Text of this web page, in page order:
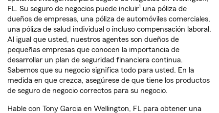
FL. Su seguro de negocios puede incluir1 una póliza de
dueños de empresas, una póliza de automóviles comerciales,
una póliza de salud individual o incluso compensación laboral.
Al igual que usted, nuestros agentes son dueños de
pequeñas empresas que conocen la importancia de
desarrollar un plan de seguridad financiera continua.
Sabemos que su negocio significa todo para usted. En la
medida en que crezca, asegúrese de que tiene los productos
de seguro de negocio correctos para su negocio.
Hable con Tony Garcia en Wellington, FL para obtener una